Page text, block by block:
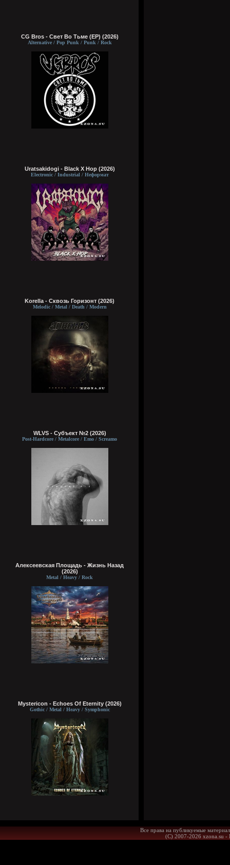
CG Bros - Свет Во Тьме (EP) (2026)
Alternative / Pop Punk / Punk / Rock
Uratsakidogi - Black X Hop (2026)
Electronic / Industrial / Неформат
Korella - Сквозь Горизонт (2026)
Melodic / Metal / Death / Modern
WLVS - Субъект №2 (2026)
Post-Hardcore / Metalcore / Emo / Screamo
Алексеевская Площадь - Жизнь Назад
(2026)
Metal / Heavy / Rock
Mystericon - Echoes Of Eternity (2026)
Gothic / Metal / Heavy / Symphonic
Все права на публикуемые
(С) 2007-2026 xzona.su -